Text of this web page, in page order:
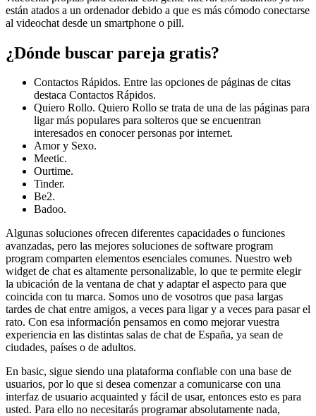
están atados a un ordenador debido a que es más cómodo conectarse
al videochat desde un smartphone o pill.
¿Dónde buscar pareja gratis?
Contactos Rápidos. Entre las opciones de páginas de citas
destaca Contactos Rápidos.
Quiero Rollo. Quiero Rollo se trata de una de las páginas para
ligar más populares para solteros que se encuentran
interesados en conocer personas por internet.
Amor y Sexo.
Meetic.
Ourtime.
Tinder.
Be2.
Badoo.
Algunas soluciones ofrecen diferentes capacidades o funciones
avanzadas, pero las mejores soluciones de software program
program comparten elementos esenciales comunes. Nuestro web
widget de chat es altamente personalizable, lo que te permite elegir
la ubicación de la ventana de chat y adaptar el aspecto para que
coincida con tu marca. Somos uno de vosotros que pasa largas
tardes de chat entre amigos, a veces para ligar y a veces para pasar el
rato. Con esa información pensamos en como mejorar vuestra
experiencia en las distintas salas de chat de España, ya sean de
ciudades, países o de adultos.
En basic, sigue siendo una plataforma confiable con una base de
usuarios, por lo que si desea comenzar a comunicarse con una
interfaz de usuario acquainted y fácil de usar, entonces esto es para
usted. Para ello no necesitarás programar absolutamente nada,